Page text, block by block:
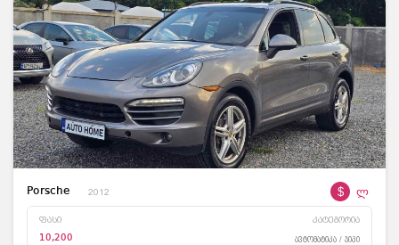
Porsche 2012 $ ლ
ფასი კატეგორია
10,200 ავტომატიკა / ჯიპი